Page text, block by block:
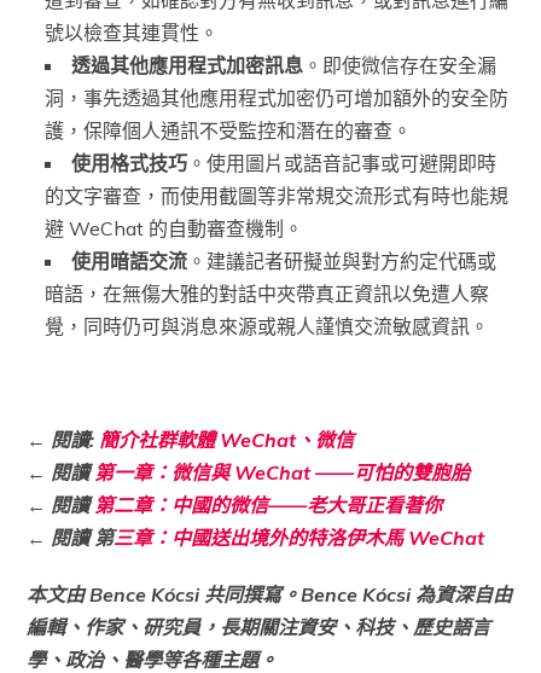
號以檢查其連貫性。
透過其他應用程式加密訊息 。即使微信存在安全漏
洞，事先透過其他應用程式加密仍可增加額外的安全防
護，保障個人通訊不受監控和潛在的審查。
使用格式技巧 。使用圖片或語音記事或可避開即時
的文字審查，而使用截圖等非常規交流形式有時也能規
避 WeChat 的自動審查機制。
使用暗語交流 。建議記者研擬並與對方約定代碼或
暗語，在無傷大雅的對話中夾帶真正資訊以免遭人察
覺，同時仍可與消息來源或親人謹慎交流敏感資訊。
← 閱讀: 簡介社群軟體 WeChat、微信
← 閱讀第一章：微信與 WeChat ——可怕的雙胞胎
← 閱讀第二章：中國的微信——老大哥正看著你
← 閱讀 第三章：中國送出境外的特洛伊木馬 WeChat
本文由Bence Kócsi 共同撰寫。Bence Kócsi 為資深自由
編輯、作家、研究員，長期關注資安、科技、歷史語言
學、政治、醫學等各種主題。